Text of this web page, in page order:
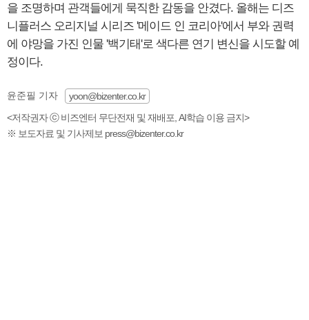
을 조명하며 관객들에게 묵직한 감동을 안겼다. 올해는 디즈
니플러스 오리지널 시리즈 '메이드 인 코리아'에서 부와 권력
에 야망을 가진 인물 '백기태'로 색다른 연기 변신을 시도할 예
정이다.
윤준필 기자
yoon@bizenter.co.kr
<저작권자 ⓒ 비즈엔터 무단전재 및 재배포, AI학습 이용 금지>
※ 보도자료 및 기사제보 press@bizenter.co.kr